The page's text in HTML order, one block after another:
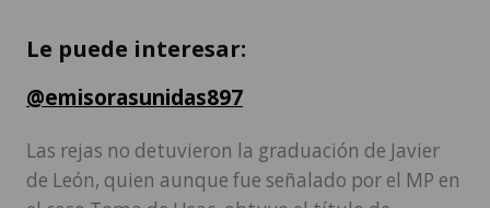
Le puede interesar:
@emisorasunidas897
Las rejas no detuvieron la graduación de Javier
de León, quien aunque fue señalado por el MP en